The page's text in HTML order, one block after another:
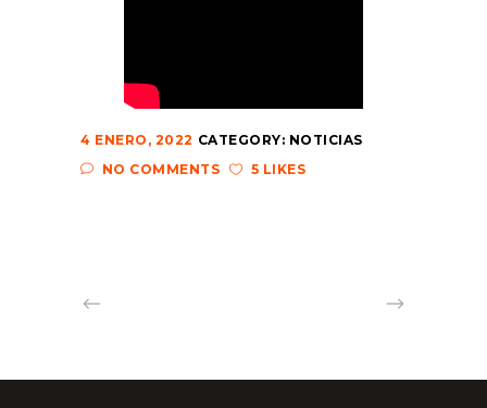
4 ENERO, 2022 CATEGORY: NOTICIAS
NO COMMENTS
5 LIKES